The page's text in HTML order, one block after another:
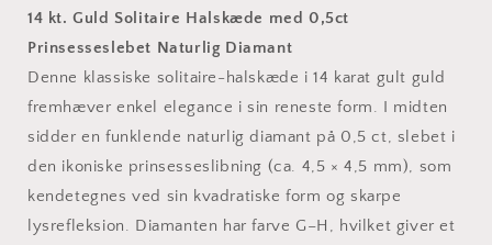
Prinsesseslebet
Naturlig
Diamant
Prinsesseslebet
Naturlig
Diamant
14 kt. Guld Solitaire Halskæde med 0,5ct
Prinsesseslebet Naturlig Diamant
Denne klassiske solitaire-halskæde i 14 karat gult guld
fremhæver enkel elegance i sin reneste form. I midten
sidder en funklende naturlig diamant på 0,5 ct, slebet i
den ikoniske prinsesseslibning (ca. 4,5 × 4,5 mm), som
kendetegnes ved sin kvadratiske form og skarpe
lysrefleksion. Diamanten har farve G–H, hvilket giver et